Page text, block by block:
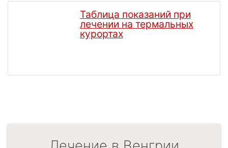
Таблица показаний при
лечении на термальных
курортах